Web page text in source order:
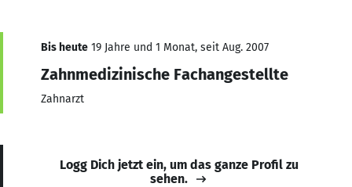
Bis heute 19 Jahre und 1 Monat, seit Aug. 2007
Zahnmedizinische Fachangestellte
Zahnarzt
Logg Dich jetzt ein, um das ganze Profil zu
sehen.